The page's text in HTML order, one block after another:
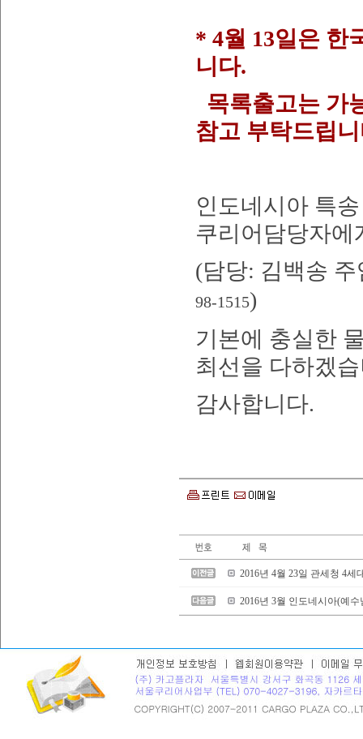
* 4월 13일은 한
니다.
목록출고는 가
참고 부탁드립
인도네시아 특
쿠리어담당자에
(담당: 김백송 주
98-1515)
기본에 충실한
최선을 다하겠
감사합니다.
2016년 4월 23일 관세청 4
2016년 3월 인도네시아(예